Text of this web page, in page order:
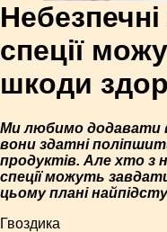
спеції
шкоди
Ми любимо додавати
вони здатні
продуктів. Але хто з
спеції можуть
цьому плані
Гвоздика